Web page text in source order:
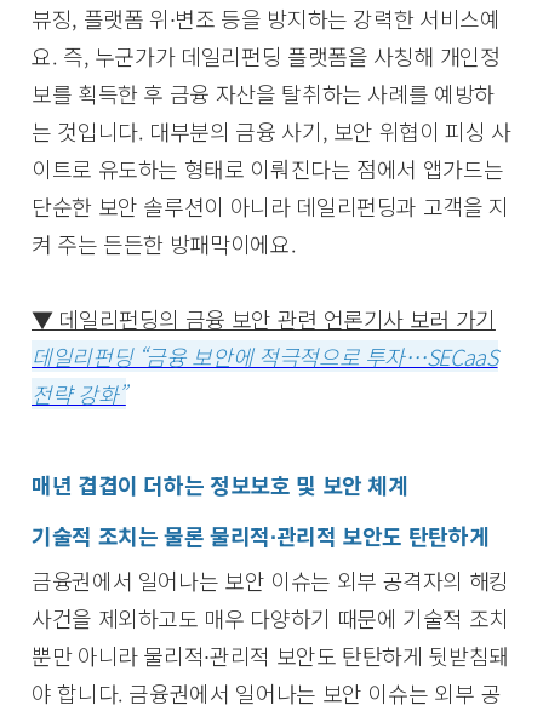
뷰징, 플랫폼 위∙변조 등을 방지하는 강력한 서비스예
요. 즉, 누군가가 데일리펀딩 플랫폼을 사칭해 개인정
보를 획득한 후 금융 자산을 탈취하는 사례를 예방하
는 것입니다. 대부분의 금융 사기, 보안 위협이 피싱 사
이트로 유도하는 형태로 이뤄진다는 점에서 앱가드는
단순한 보안 솔루션이 아니라 데일리펀딩과 고객을 지
켜 주는 든든한 방패막이에요.
▼ 데일리펀딩의 금융 보안 관련 언론기사 보러 가기
데일리펀딩 “금융 보안에 적극적으로 투자…SECaaS
전략 강화”
매년 겹겹이 더하는 정보보호 및 보안 체계
기술적 조치는 물론 물리적∙관리적 보안도 탄탄하게
금융권에서 일어나는 보안 이슈는 외부 공격자의 해킹
사건을 제외하고도 매우 다양하기 때문에 기술적 조치
뿐만 아니라 물리적∙관리적 보안도 탄탄하게 뒷받침돼
야 합니다. 금융권에서 일어나는 보안 이슈는 외부 공